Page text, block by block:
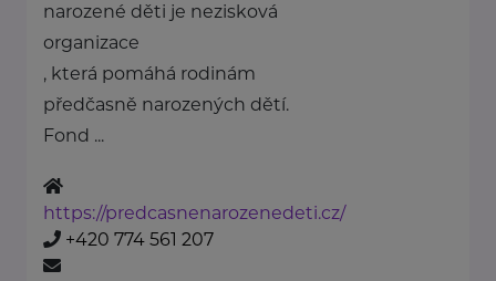
narozené děti je nezisková
organizace
, která pomáhá rodinám
předčasně narozených dětí.
Fond ...
https://predcasnenarozenedeti.cz/
+420 774 561 207